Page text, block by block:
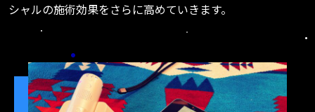
シャルの施術効果をさらに高めていきます。